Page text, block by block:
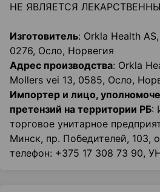
НЕ ЯВЛЯЕТСЯ
Изготовитель: Orkla Health
0276, Осло, Норвегия
Адрес производства: Orkla
Mollers vei 13, 0585, Осло,
Импортер и лицо,
претензий на территории РБ:
торговое унитарное
Минск, пр. Победителей, 103,
телефон: +375 17 308 73 90,